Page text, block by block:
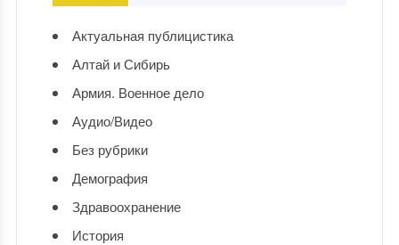
Актуальная публицистика
Алтай и Сибирь
Армия. Военное дело
Аудио/Видео
Без рубрики
Демография
Здравоохранение
История